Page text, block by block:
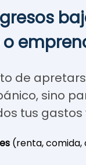
de
sino
tus
(renta, comida,